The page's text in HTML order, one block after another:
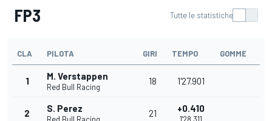
FP3 Tutte le statistiche
CLA PILOTA GIRI TEMPO GOMME
1 M. Verstappen
Red Bull Racing
18 1'27.901
2 S. Perez 21 +0.410